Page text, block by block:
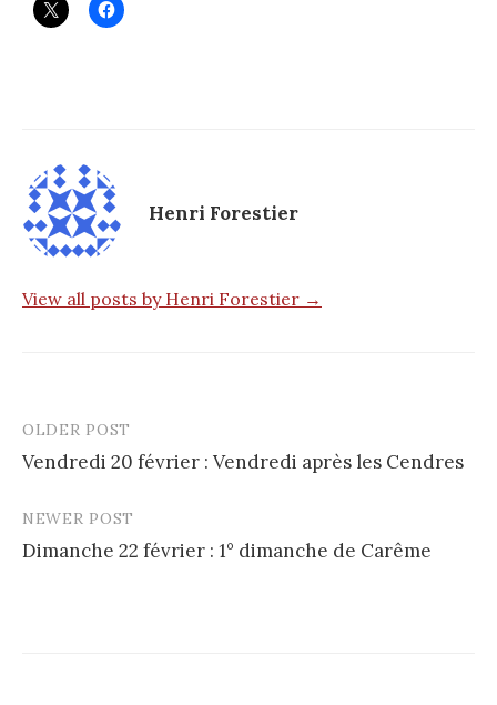
Henri Forestier
View all posts by Henri Forestier →
Post
navigation
OLDER POST
Vendredi 20 février : Vendredi après les Cendres
NEWER POST
Dimanche 22 février : 1° dimanche de Carême